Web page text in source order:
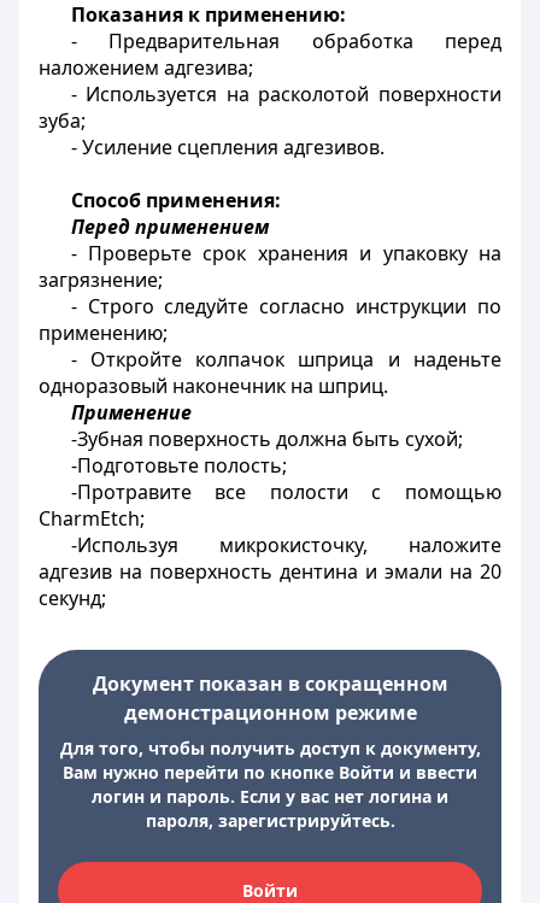
Показания к применению:
- Предварительная обработка перед
наложением адгезива;
- Используется на расколотой поверхности
зуба;
- Усиление сцепления адгезивов.
Способ применения:
Перед применением
- Проверьте срок хранения и упаковку на
загрязнение;
- Строго следуйте согласно инструкции по
применению;
- Откройте колпачок шприца и наденьте
одноразовый наконечник на шприц.
Применение
-Зубная поверхность должна быть сухой;
-Подготовьте полость;
-Протравите все полости с помощью
CharmEtch;
-Используя микрокисточку, наложите
адгезив на поверхность дентина и эмали на 20
секунд;
Документ показан в сокращенном
демонстрационном режиме
Для того, чтобы получить доступ к документу,
Вам нужно перейти по кнопке Войти и ввести
логин и пароль. Если у вас нет логина и
пароля, зарегистрируйтесь.
Войти